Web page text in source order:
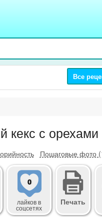
Все
кекс с орехами
Пошаговые фото
0
лайковв
соцсетях
Печать